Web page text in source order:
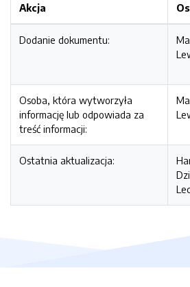
Akcja
Dodanie dokumentu:
Osoba, która wytworzyła
informację lub odpowiada za
treść informacji:
Ostatnia aktualizacja: